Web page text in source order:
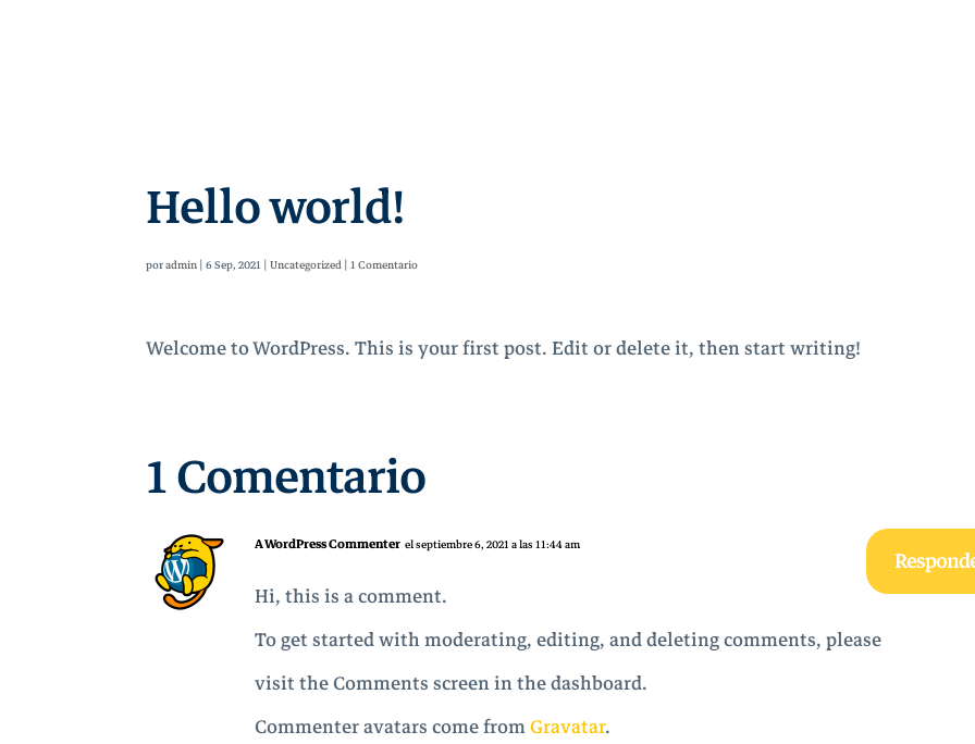
Hello world!
poradmin|6 Sep, 2021 |Uncategorized|1 Comentario
Welcome to WordPress. This is your first post. Edit or delete it, then start writing!
1 Comentario
A WordPress Commenter el septiembre 6, 2021 a las 11:44 am
Hi, this is a comment.
To get started with moderating, editing, and deleting comments, please
visit the Comments screen in the dashboard.
Commenter avatars come fromGravatar.